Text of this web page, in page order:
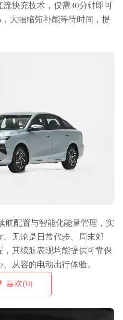
快充技术，仅需30分钟即可
大幅缩短补能等待时间，提
航配置与智能化能量管理，实
无论是日常代步、周末郊
其续航表现均能提供可靠保
从容的电动出行体验。
喜欢(0)